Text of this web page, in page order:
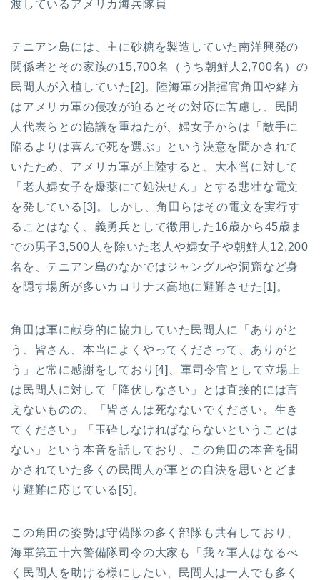
渡しているアメリカ海兵隊員
テニアン島には、主に砂糖を製造していた南洋興発の
関係者とその家族の15,700名（うち朝鮮人2,700名）の
民間人が入植していた[2]。陸海軍の指揮官角田や緒方
はアメリカ軍の侵攻が迫るとその対応に苦慮し、民間
人代表らとの協議を重ねたが、婦女子からは「敵手に
陥るよりは喜んで死を選ぶ」という決意を聞かされて
いたため、アメリカ軍が上陸すると、大本営に対して
「老人婦女子を爆薬にて処決せん」とする悲壮な電文
を発している[3]。しかし、角田らはその電文を実行す
ることはなく、義勇兵として徴用した16歳から45歳ま
での男子3,500人を除いた老人や婦女子や朝鮮人12,200
名を、テニアン島のなかではジャングルや洞窟など身
を隠す場所が多いカロリナス高地に避難させた[1]。
角田は軍に献身的に協力していた民間人に「ありがと
う、皆さん、本当によくやってくださって、ありがと
う」と常に感謝をしており[4]、軍司令官として立場上
は民間人に対して「降伏しなさい」とは直接的には言
えないものの、「皆さんは死なないでください。生き
てください」「玉砕しなければならないということは
ない」という本音を話しており、この角田の本音を聞
かされていた多くの民間人が軍との自決を思いとどま
り避難に応じている[5]。
この角田の姿勢は守備隊の多く部隊も共有しており、
海軍第五十六警備隊司令の大家も「我々軍人はなるべ
く民間人を助ける様にしたい、民間人は一人でも多く